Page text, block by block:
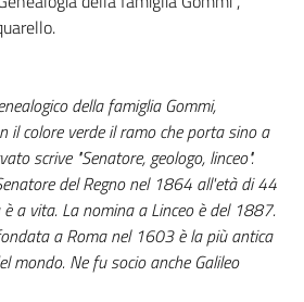
della famiglia Gommi,
il colore verde il ramo che porta sino a
scrive "Senatore, geologo, linceo".
del Regno nel 1864 all'età di 44
a vita. La nomina a Linceo è del 1887.
a Roma nel 1603 è la più antica
mondo. Ne fu socio anche Galileo